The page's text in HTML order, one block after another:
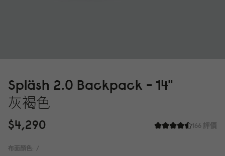
Spläsh 2.0 Backpack - 14"
灰褐色
166 評價
$4,290
布面顏色: /